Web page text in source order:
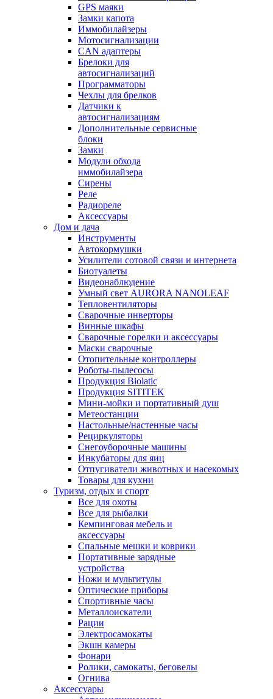
GPS маяки
Замки капота
Иммобилайзеры
Мотосигнализации
CAN адаптеры
Брелоки для
автосигнализаций
Программаторы
Чехлы для брелков
Датчики к
автосигнализациям
Дополнительные сервисные
блоки
Замки
Модули обхода
иммобилайзера
Сирены
Реле
Радиореле
Аксессуары
Дом и дача
Инструменты
Автокормушки
Усилители сотовой связи и интернета
Биотуалеты
Видеонаблюдение
Умный свет AURORA NANOLEAF
Тепловентиляторы
Сварочные инверторы
Винные шкафы
Сварочные горелки и аксессуары
Маски сварочные
Отопительные контроллеры
Роботы-пылесосы
Продукция Biolatic
Продукция SITITEK
Мини-мойки и портативный душ
Метеостанции
Настольные/настенные часы
Рециркуляторы
Снегоуборочные машины
Инкубаторы для яиц
Отпугиватели животных и насекомых
Товары для кухни
Туризм, отдых и спорт
Все для охоты
Все для рыбалки
Кемпинговая мебель и
аксессуары
Спальные мешки и коврики
Портативные зарядные
устройства
Ножи и мультитулы
Оптические приборы
Спортивные часы
Металлоискатели
Рации
Электросамокаты
Экшн камеры
Фонари
Ролики, самокаты, беговелы
Огнива
Аксессуары